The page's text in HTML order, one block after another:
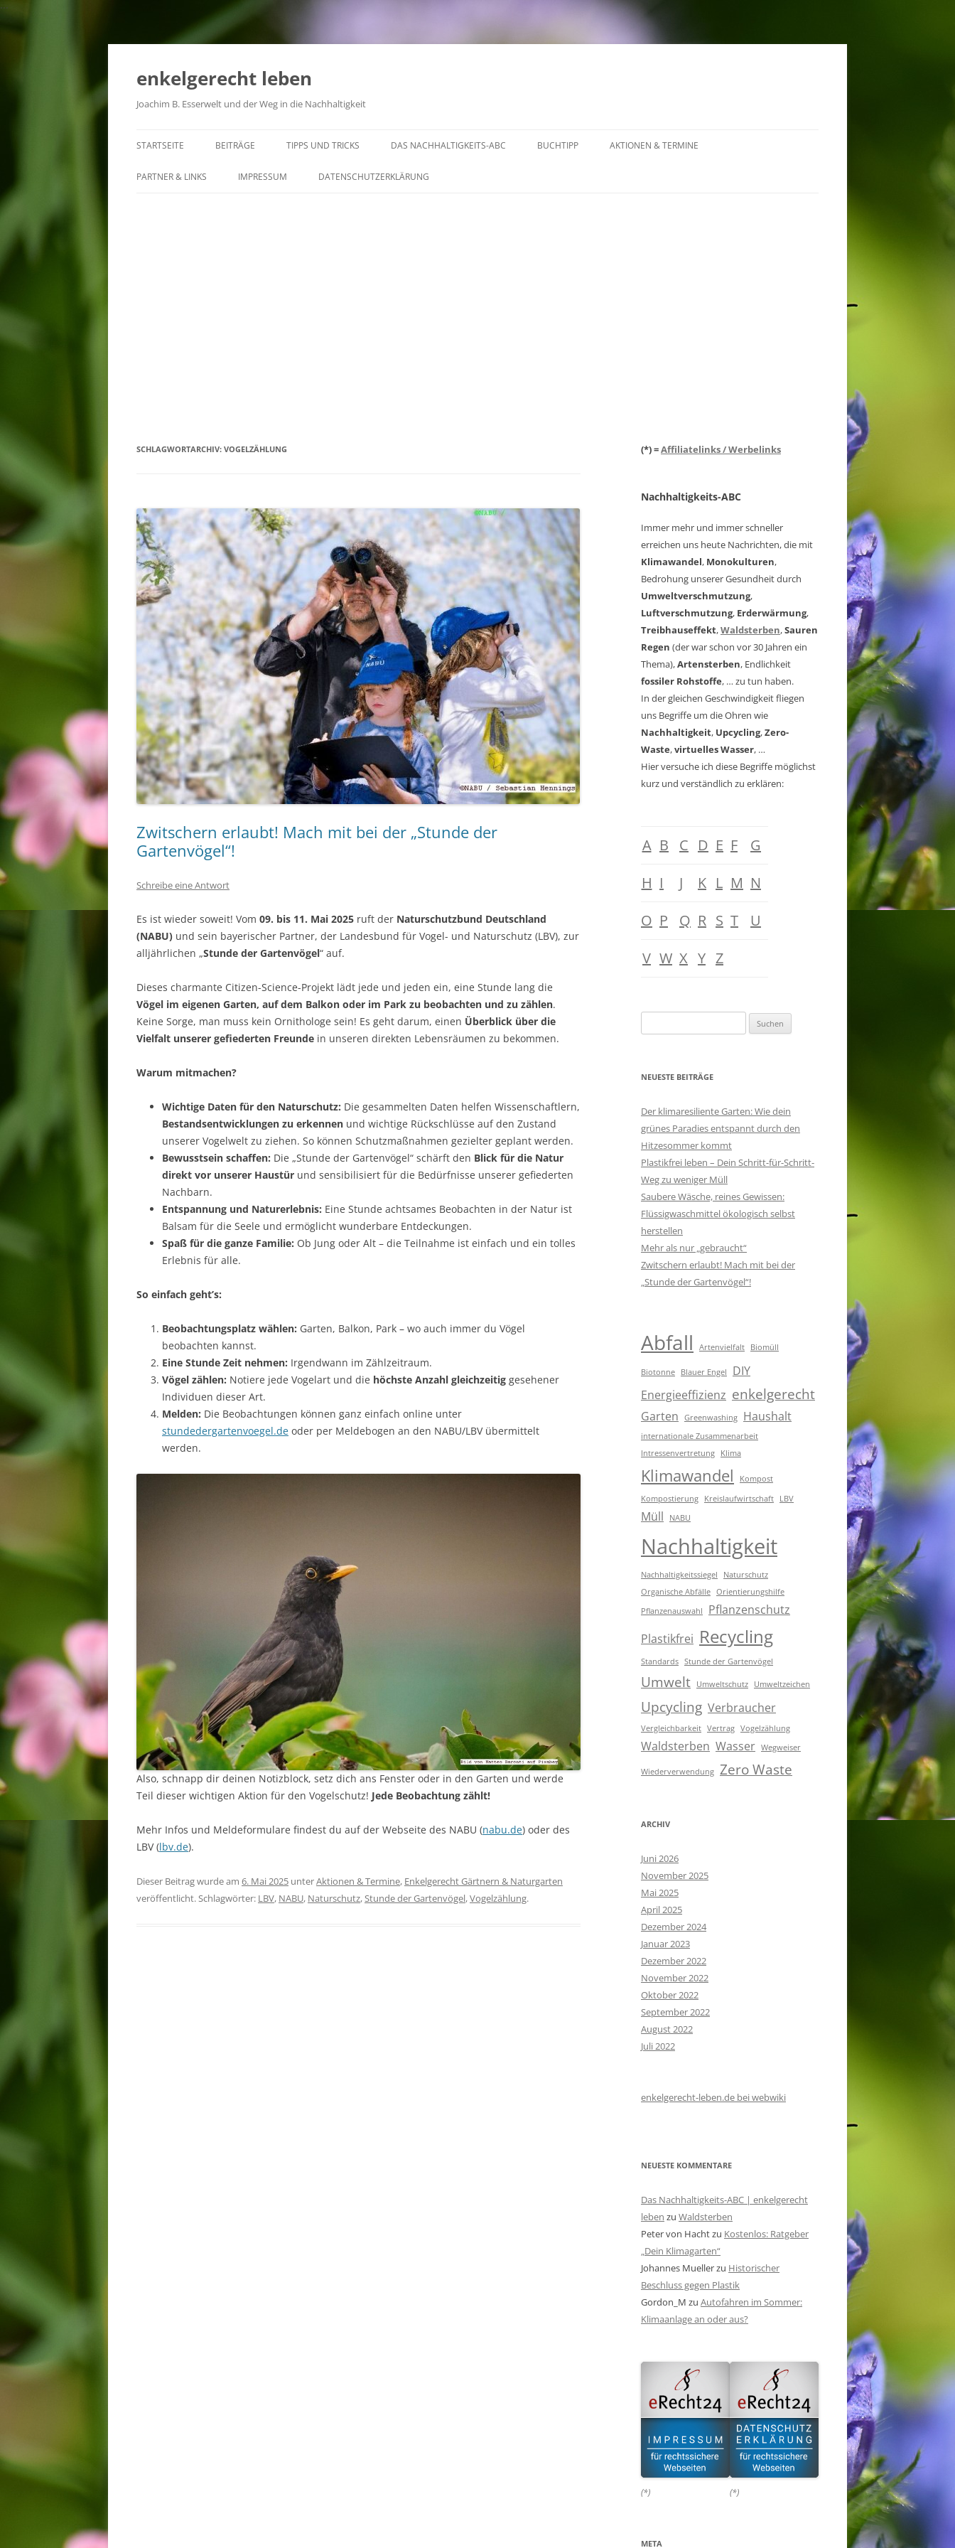
...
Zum
springen
enkelgerecht leben
Joachim B. Esserwelt und der Weg in die Nachhaltigkeit
STARTSEITE BEITRÄGE TIPPS UND TRICKS DAS NACHHALTIGKEITS-ABC BUCHTIPP AKTIONEN & TERMINE
PARTNER & LINKS IMPRESSUM DATENSCHUTZERKLÄRUNG
SCHLAGWORTARCHIV: VOGELZÄHLUNG
Zwitschern erlaubt! Mach mit bei der „Stunde der
Gartenvögel“!
Schreibe eine Antwort
Es ist wieder soweit! Vom 09. bis 11. Mai 2025 ruft der Naturschutzbund Deutschland
(NABU) und sein bayerischer Partner, der Landesbund für Vogel- und Naturschutz (LBV), zur
alljährlichen „Stunde der Gartenvögel“ auf.
Dieses charmante Citizen-Science-Projekt lädt jede und jeden ein, eine Stunde lang die
Vögel im eigenen Garten, auf dem Balkon oder im Park zu beobachten und zu zählen.
Keine Sorge, man muss kein Ornithologe sein! Es geht darum, einen Überblick über die
Vielfalt unserer gefiederten Freunde in unseren direkten Lebensräumen zu bekommen.
Warum mitmachen?
Wichtige Daten für den Naturschutz: Die gesammelten Daten helfen Wissenschaftlern,
Bestandsentwicklungen zu erkennen und wichtige Rückschlüsse auf den Zustand
unserer Vogelwelt zu ziehen. So können Schutzmaßnahmen gezielter geplant werden.
Bewusstsein schaffen: Die „Stunde der Gartenvögel“ schärft den Blick für die Natur
direkt vor unserer Haustür und sensibilisiert für die Bedürfnisse unserer gefiederten
Nachbarn.
Entspannung und Naturerlebnis: Eine Stunde achtsames Beobachten in der Natur ist
Balsam für die Seele und ermöglicht wunderbare Entdeckungen.
Spaß für die ganze Familie: Ob Jung oder Alt – die Teilnahme ist einfach und ein tolles
Erlebnis für alle.
So einfach geht’s:
Beobachtungsplatz wählen: Garten, Balkon, Park – wo auch immer du Vögel
beobachten kannst.
Eine Stunde Zeit nehmen: Irgendwann im Zählzeitraum.
Vögel zählen: Notiere jede Vogelart und die höchste Anzahl gleichzeitig gesehener
Individuen dieser Art.
Melden: Die Beobachtungen können ganz einfach online unter
stundedergartenvoegel.de oder per Meldebogen an den NABU/LBV übermittelt
werden.
Also, schnapp dir deinen Notizblock, setz dich ans Fenster oder in den Garten und werde
Teil dieser wichtigen Aktion für den Vogelschutz! Jede Beobachtung zählt!
Mehr Infos und Meldeformulare findest du auf der Webseite des NABU (nabu.de) oder des
LBV (lbv.de).
Dieser Beitrag wurde am 6. Mai 2025 unterAktionen & Termine, Enkelgerecht Gärtnern & Naturgarten
veröffentlicht. Schlagwörter: LBV, NABU, Naturschutz,Stunde der Gartenvögel,Vogelzählung.
(*) =Affiliatelinks / Werbelinks
Nachhaltigkeits-ABC
Immer mehr und immer schneller
erreichen uns heute Nachrichten, die mit
Klimawandel, Monokulturen,
Bedrohung unserer Gesundheit durch
Umweltverschmutzung,
Luftverschmutzung, Erderwärmung,
Treibhauseffekt,Waldsterben,Sauren
Regen (der war schon vor 30 Jahren ein
Thema),Artensterben, Endlichkeit
fossiler Rohstoffe, … zu tun haben.
In der gleichen Geschwindigkeit fliegen
uns Begriffe um die Ohren wie
Nachhaltigkeit, Upcycling,Zero-
Waste,virtuelles Wasser, …
Hier versuche ich diese Begriffe möglichst
kurz und verständlich zu erklären:
A B C D E F
G
H I J K L M N
O P Q R S T
U
V W X Y Z
nach:
NEUESTE BEITRÄGE
Der klimaresiliente Garten: Wie dein
grünes Paradies entspannt durch den
Hitzesommer kommt
Plastikfrei leben – Dein Schritt-für-Schritt-
Weg zu weniger Müll
Saubere Wäsche, reines Gewissen:
Flüssigwaschmittel ökologisch selbst
herstellen
Mehr als nur „gebraucht“
Zwitschern erlaubt! Mach mit bei der
„Stunde der Gartenvögel“!
Abfall Artenvielfalt Biomüll
Biotonne Blauer Engel
DIY
Energieeffizienz enkelgerecht
Garten Greenwashing Haushalt
internationale Zusammenarbeit
Intressenvertretung
Klima
Klimawandel
Kompost
Kompostierung
Kreislaufwirtschaft LBV
Müll NABU
Nachhaltigkeit
Nachhaltigkeitssiegel
Naturschutz
Organische Abfälle Orientierungshilfe
Pflanzenauswahl
Pflanzenschutz
Plastikfrei Recycling
Standards Stunde der Gartenvögel
Umwelt Umweltschutz Umweltzeichen
Upcycling Verbraucher
Vergleichbarkeit Vertrag Vogelzählung
Waldsterben Wasser Wegweiser
Wiederverwendung Zero Waste
ARCHIV
Juni 2026
November 2025
Mai 2025
April 2025
Dezember 2024
Januar 2023
Dezember 2022
November 2022
Oktober 2022
September 2022
August 2022
Juli 2022
enkelgerecht-leben.de bei webwiki
NEUESTE KOMMENTARE
Das Nachhaltigkeits-ABC | enkelgerecht
leben zu Waldsterben
Peter von Hachtzu Kostenlos: Ratgeber
„Dein Klimagarten“
Johannes Muellerzu Historischer
Beschluss gegen Plastik
Gordon_M zu Autofahren im Sommer:
Klimaanlage an oder aus?
(*) (*)
META